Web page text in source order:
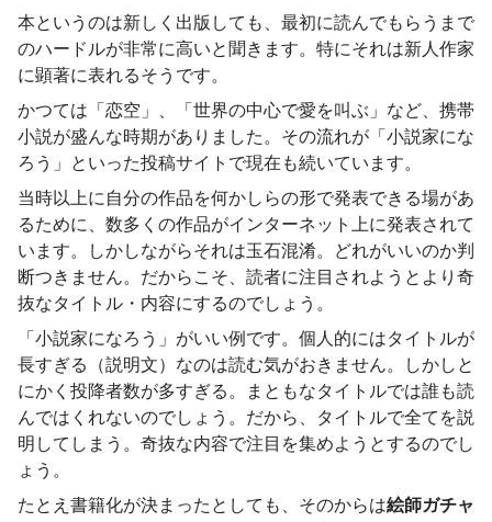
本というのは新しく出版しても、最初に読んでもらうまで
のハードルが非常に高いと聞きます。特にそれは新人作家
に顕著に表れるそうです。
かつては「恋空」、「世界の中心で愛を叫ぶ」など、携帯
小説が盛んな時期がありました。その流れが「小説家にな
ろう」といった投稿サイトで現在も続いています。
当時以上に自分の作品を何かしらの形で発表できる場があ
るために、数多くの作品がインターネット上に発表されて
います。しかしながらそれは玉石混淆。どれがいいのか判
断つきません。だからこそ、読者に注目されようとより奇
抜なタイトル・内容にするのでしょう。
「小説家になろう」がいい例です。個人的にはタイトルが
長すぎる（説明文）なのは読む気がおきません。しかしと
にかく投降者数が多すぎる。まともなタイトルでは誰も読
んではくれないのでしょう。だから、タイトルで全てを説
明してしまう。奇抜な内容で注目を集めようとするのでし
ょう。
たとえ書籍化が決まったとしても、そのからは絵師ガチャ